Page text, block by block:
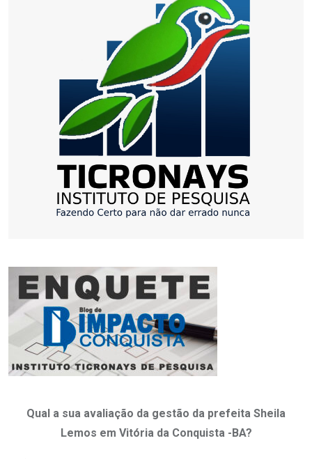
Qual a sua avaliação da gestão da prefeita Sheila
Lemos em Vitória da Conquista -BA?